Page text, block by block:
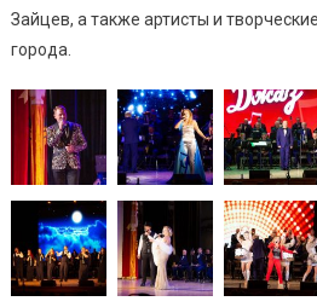
Зайцев, а также артисты и
города.